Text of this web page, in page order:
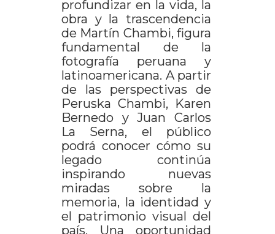
profundizar en la vida, la
obra y la trascendencia
de Martín Chambi, figura
fundamental de la
fotografía peruana y
latinoamericana. A partir
de las perspectivas de
Peruska Chambi, Karen
Bernedo y Juan Carlos
La Serna, el público
podrá conocer cómo su
legado continúa
inspirando nuevas
miradas sobre la
memoria, la identidad y
el patrimonio visual del
país. Una oportunidad